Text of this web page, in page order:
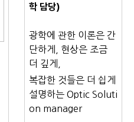
학 담당)
광학에 관한 이론은 간
단하게, 현상은 조금
더 깊게,
복잡한 것들은 더 쉽게
설명하는 Optic Soluti
on manager